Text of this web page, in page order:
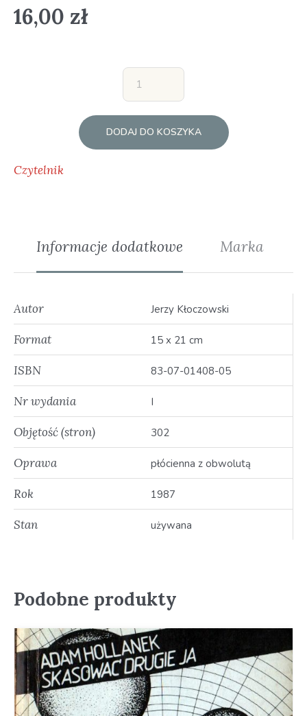
16,00 zł
DODAJ DO KOSZYKA
Czytelnik
Informacje dodatkowe Marka
Autor Jerzy Kłoczowski
Format 15 x 21 cm
ISBN 83-07-01408-05
Nr wydania I
Objętość (stron) 302
Oprawa płócienna z obwolutą
Rok 1987
Stan używana
Podobne produkty